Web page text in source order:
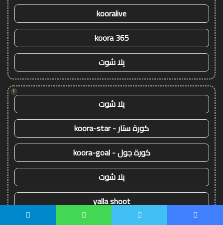
kooralive
koora 365
يلا شوت
!
يلا شوت
كورة ستار - koora-star
كورة جول - koora-goal
يلا شوت
yalla shoot